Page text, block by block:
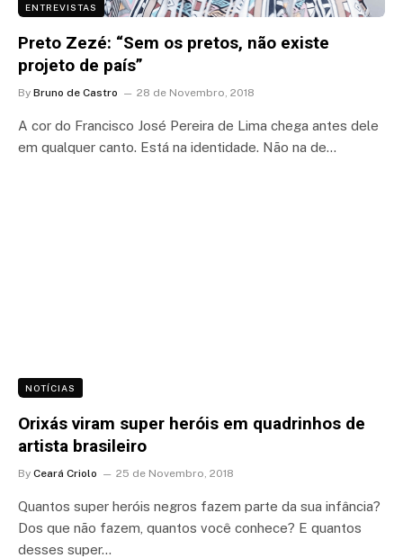
ENTREVISTAS
Preto Zezé: “Sem os pretos, não existe
projeto de país”
By Bruno de Castro 28 de Novembro, 2018
A cor do Francisco José Pereira de Lima chega antes dele
em qualquer canto. Está na identidade. Não na de…
NOTÍCIAS
Orixás viram super heróis em quadrinhos de
artista brasileiro
By Ceará Criolo 25 de Novembro, 2018
Quantos super heróis negros fazem parte da sua infância?
Dos que não fazem, quantos você conhece? E quantos
desses super…